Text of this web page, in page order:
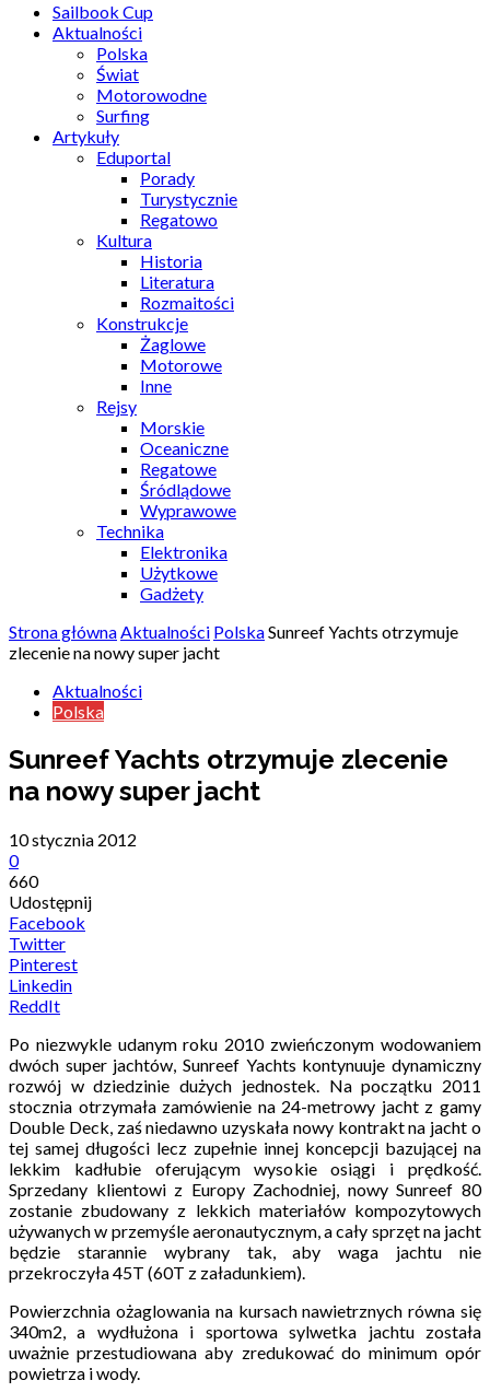
Sailbook Cup
Aktualności
Polska
Świat
Motorowodne
Surfing
Artykuły
Eduportal
Porady
Turystycznie
Regatowo
Kultura
Historia
Literatura
Rozmaitości
Konstrukcje
Żaglowe
Motorowe
Inne
Rejsy
Morskie
Oceaniczne
Regatowe
Śródlądowe
Wyprawowe
Technika
Elektronika
Użytkowe
Gadżety
Strona głównaAktualności PolskaSunreef Yachts otrzymuje
zlecenie na nowy super jacht
Aktualności
Polska
Sunreef Yachts otrzymuje zlecenie
na nowy super jacht
10 stycznia 2012
0
660
Udostępnij
Facebook
Twitter
Pinterest
Linkedin
ReddIt
Po niezwykle udanym roku 2010 zwieńczonym wodowaniem
dwóch super jachtów, Sunreef Yachts kontynuuje dynamiczny
rozwój w dziedzinie dużych jednostek. Na początku 2011
stocznia otrzymała zamówienie na 24-metrowy jacht z gamy
Double Deck, zaś niedawno uzyskała nowy kontrakt na jacht o
tej samej długości lecz zupełnie innej koncepcji bazującej na
lekkim kadłubie oferującym wysokie osiągi i prędkość.
Sprzedany klientowi z Europy Zachodniej, nowy Sunreef 80
zostanie zbudowany z lekkich materiałów kompozytowych
używanych w przemyśle aeronautycznym, a cały sprzęt na jacht
będzie starannie wybrany tak, aby waga jachtu nie
przekroczyła 45T (60T z załadunkiem).
Powierzchnia ożaglowania na kursach nawietrznych równa się
340m2, a wydłużona i sportowa sylwetka jachtu została
uważnie przestudiowana aby zredukować do minimum opór
powietrza i wody.